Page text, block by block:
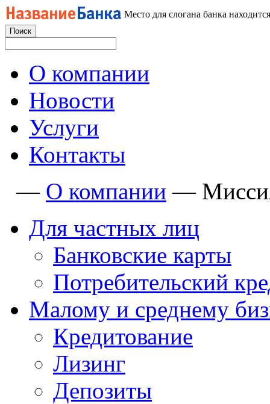
Место для слогана банка
О компании
Новости
Услуги
Контакты
— О компании —
Для частных лиц
Банковские карты
Потребительский
Малому и среднему
Кредитование
Лизинг
Депозиты